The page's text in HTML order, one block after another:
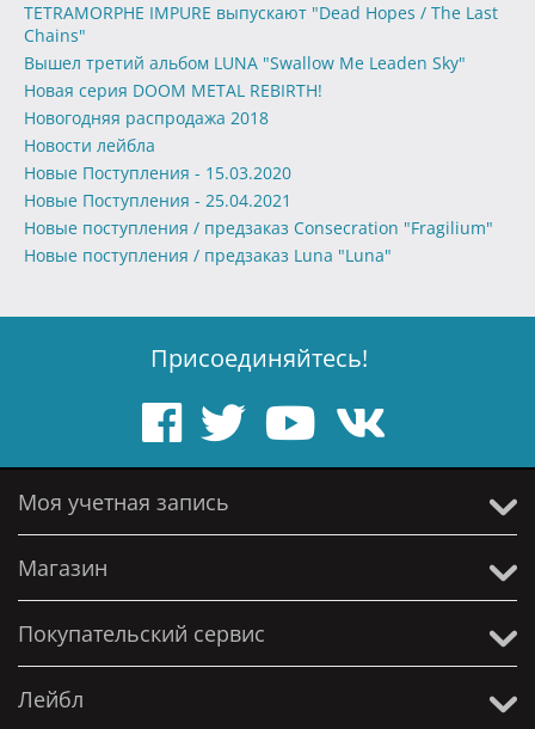
TETRAMORPHE IMPURE выпускают "Dead Hopes / The Last
Chains"
Вышел третий альбом LUNA "Swallow Me Leaden Sky"
Новая серия DOOM METAL REBIRTH!
Новогодняя распродажа 2018
Новости лейбла
Новые Поступления - 15.03.2020
Новые Поступления - 25.04.2021
Новые поступления / предзаказ Consecration "Fragilium"
Новые поступления / предзаказ Luna "Luna"
Присоединяйтесь!
Моя учетная запись
Магазин
Покупательский сервис
Лейбл